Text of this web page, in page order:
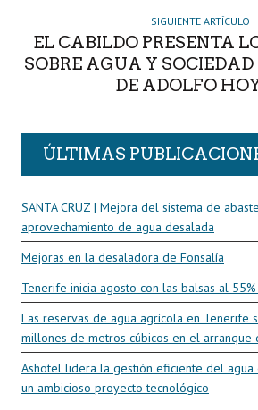
SIGUIENTE ARTÍCULO
EL CABILDO PRESENTA
SOBRE AGUA Y SOCIEDAD
DE ADOLFO
ÚLTIMAS
SANTA CRUZ | Mejora del sistema de
aprovechamiento de agua desalada
Mejoras en la desaladora de Fonsalía
Tenerife inicia agosto con las balsas al
Las reservas de agua agrícola en Tenerife
millones de metros cúbicos en el arranque
Ashotel lidera la gestión eficiente del agua
un ambicioso proyecto tecnológico